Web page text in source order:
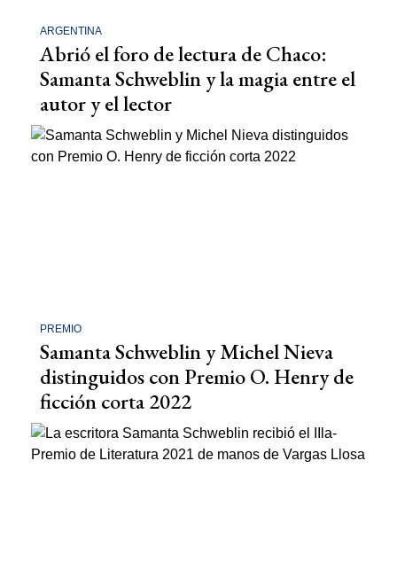
ARGENTINA
Abrió el foro de lectura de Chaco:
Samanta Schweblin y la magia entre el
autor y el lector
PREMIO
Samanta Schweblin y Michel Nieva
distinguidos con Premio O. Henry de
ficción corta 2022